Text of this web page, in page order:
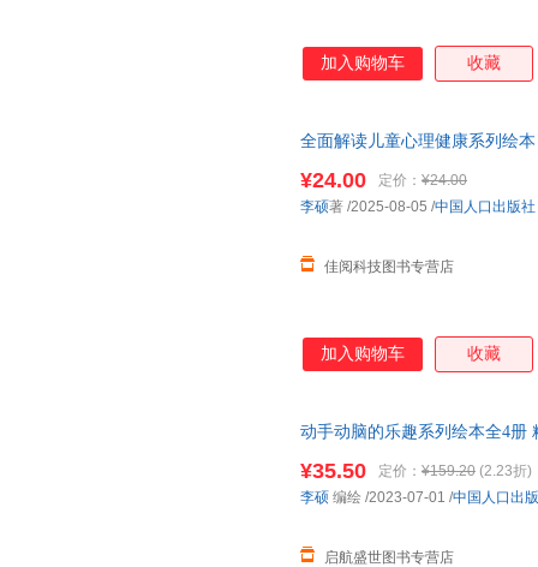
加入购物车 收藏
全面解读儿童心理健康系列绘
¥24.00 定价： ¥24.00
佳阅科技图书专营店
李硕著 /2025-08-05 /中国人口出版社
加入购物车 收藏
动手动脑的乐趣系列绘本全4册
¥35.50 定价： ¥159.20 (2.23折)
启航盛世图书专营店
李硕 编绘 /2023-07-01 /中国人口出